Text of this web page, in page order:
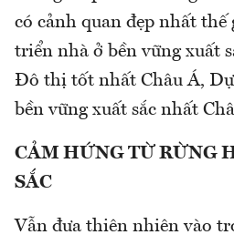
có cảnh quan đẹp nhất
triển nhà ở bền vững xuất
Đô thị tốt nhất Châu Á,
bền vững xuất sắc nhất
CẢM HỨNG TỪ RỪNG
SẮC
Vẫn đưa thiên nhiên vào